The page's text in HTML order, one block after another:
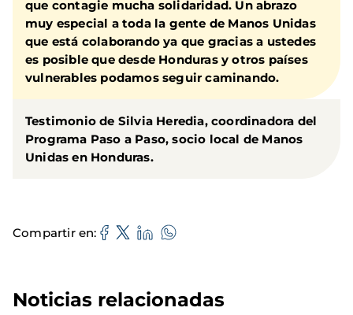
que contagie mucha solidaridad. Un abrazo
muy especial a toda la gente de Manos Unidas
que está colaborando ya que gracias a ustedes
es posible que desde Honduras y otros países
vulnerables podamos seguir caminando.
Testimonio de Silvia Heredia, coordinadora del
Programa Paso a Paso, socio local de Manos
Unidas en Honduras.
Compartir en
Noticias relacionadas